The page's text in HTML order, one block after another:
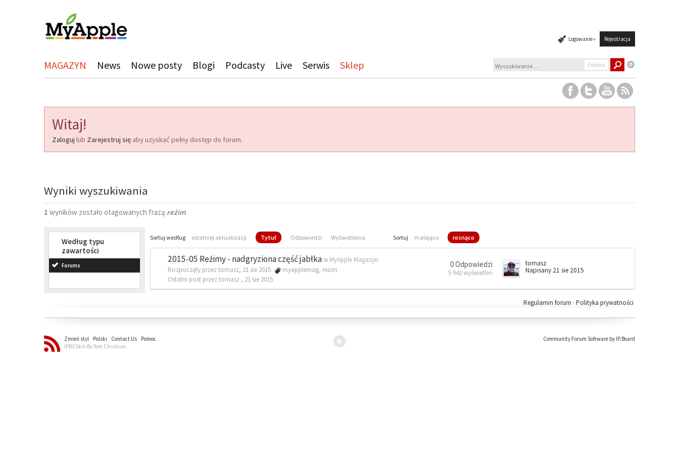
Logowanie » Rejestracja
MAGAZYN News Nowe posty Blogi Podcasty Live Serwis Sklep Forums
Witaj!
Zaloguj lub Zarejestruj się aby uzyskać pełny dostęp do forum.
Wyniki wyszukiwania
1 wyników zostało otagowanych frazą reżim
Według typu
zawartości
Forums
Sortuj według ostatniej aktualizacji Tytuł Odpowiedzi Wyświetlenia Sortuj malejąco rosnąco
2015-05 Reżimy - nadgryziona część jabłkaw MyApple Magazyn
Rozpoczęty przez tomasz, 21 sie 2015
myapplemag, reżim
Ostatni post przez tomasz , 21 sie 2015
0 Odpowiedzi
5 943 wyświetleń
tomasz
Napisany 21 sie 2015
Polityka prywatności
Regulamin forum ·
Zmień styl Polski Contact Us
Pomoc
IPB3 Skin By Tom Christian.
Community Forum Software by IP.Board